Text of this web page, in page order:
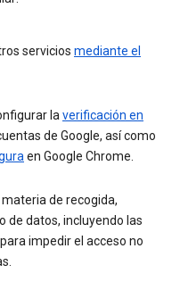
servicios mediante el
laverificación en
de Google, así como
en Google Chrome.
de recogida,
datos, incluyendo las
impedir el acceso no